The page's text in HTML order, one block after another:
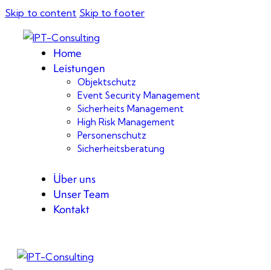
Skip to content Skip to footer
Home
Leistungen
Objektschutz
Event Security Management
Sicherheits Management
High Risk Management
Personenschutz
Sicherheitsberatung
Über uns
Unser Team
Kontakt